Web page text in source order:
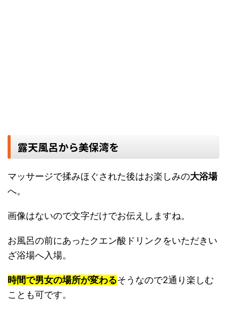
露天風呂から美保湾を
マッサージで揉みほぐされた後はお楽しみの大浴場
へ。
画像はないので文字だけでお伝えしますね。
お風呂の前にあったクエン酸ドリンクをいただきい
ざ浴場へ入場。
時間で男女の場所が変わるそうなので2通り楽しむ
ことも可です。